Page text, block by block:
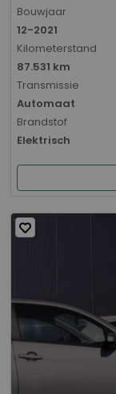
Bouwjaar
12-2021
Kilometerstand
87.531 km
Transmissie
Automaat
Brandstof
Elektrisch